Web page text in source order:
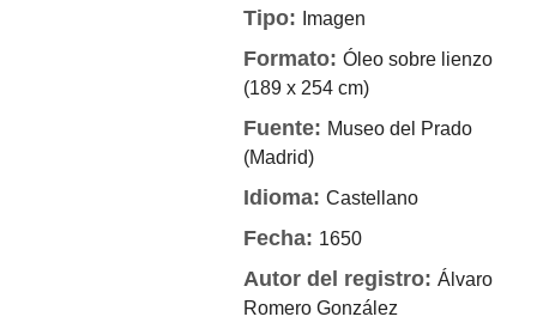
Tipo: Imagen
Formato:Óleo sobre lienzo
(189 x 254 cm)
Fuente: Museo del Prado
(Madrid)
Idioma:Castellano
Fecha: 1650
Autor del registro:Álvaro
Romero González